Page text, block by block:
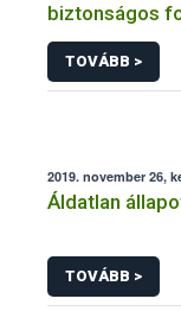
biztonságos
TOVÁBB >
2019. november 26,
Áldatlan
TOVÁBB >